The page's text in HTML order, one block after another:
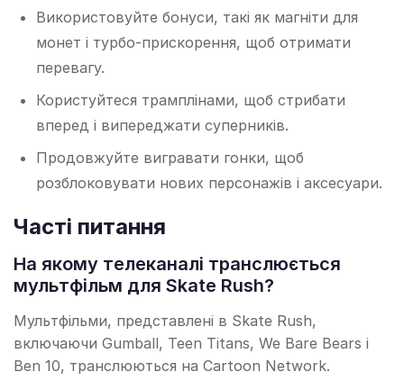
Використовуйте бонуси, такі як магніти для
монет і турбо-прискорення, щоб отримати
перевагу.
Користуйтеся трамплінами, щоб стрибати
вперед і випереджати суперників.
Продовжуйте вигравати гонки, щоб
розблоковувати нових персонажів і аксесуари.
Часті питання
На якому телеканалі транслюється
мультфільм для Skate Rush?
Мультфільми, представлені в Skate Rush,
включаючи Gumball, Teen Titans, We Bare Bears і
Ben 10, транслюються на Cartoon Network.